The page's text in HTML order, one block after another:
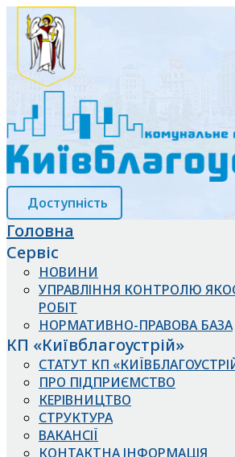
Доступність
Головна
Сервіс
НОВИНИ
УПРАВЛІННЯ КОНТРОЛЮ
РОБІТ
НОРМАТИВНО-ПРАВОВА БАЗА
КП «Київблагоустрій»
СТАТУТ КП
ПРО ПІДПРИЄМСТВО
КЕРІВНИЦТВО
СТРУКТУРА
ВАКАНСІЇ
КОНТАКТНА ІНФОРМАЦІЯ